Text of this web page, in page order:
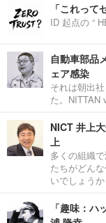
「これっ
ID 起点の “
自動車部品
ェア感染
それは朝出
た。NITTAN
NICT 井上
上
多くの組織
たちがどん
いでしょうか
「趣味：